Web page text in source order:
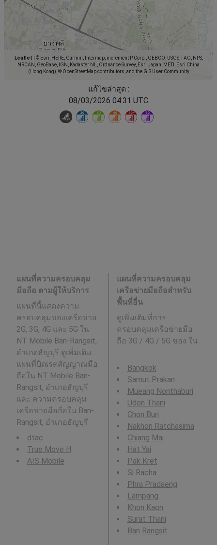
Leaflet
© Esri, HERE, Garmin, Intermap, increment P Corp., GEBCO, USGS, FAO, NPS,
NRCAN, GeoBase, IGN, Kadaster NL, Ordnance Survey, Esri Japan, METI, Esri China
(Hong Kong), © OpenStreetMap contributors, and the GIS User Community
แก้ไขล่าสุด :
08/03/2026 04:31 UTC
แผนที่ความครอบคลุม
มือถือ ตามผู้ให้บริการ
แผนที่นี้แสดงความ
ครอบคลุมของเครือข่าย
2G, 3G, 4G และ 5G ใน
NT Mobile Ban-Rangsit,
อำเภอธัญบุรี ดูเพิ่มเติม :
แผนที่บิตเรตสัญญาณมือ
ถือใน NT Mobile Ban-
Rangsit, อำเภอธัญบุรี
และ ความครอบคลุม
เครือข่ายมือถือใน Ban-
Rangsit, อำเภอธัญบุรี
dtac
True Move H
AIS Mobile
แผนที่ความครอบคลุม
เครือข่ายมือถือสำหรับ
พื้นที่อื่น
ดูเพิ่มเติมที่การ
ครอบคลุมเครือข่ายมือ
ถือ 3G / 4G / 5G ของ ใน
:
Bangkok
Samut Prakan
Mueang Nonthaburi
Udon Thani
Chon Buri
Nakhon Ratchasima
Chiang Mai
Hat Yai
Pak Kret
Si Racha
Phra Pradaeng
Lampang
Khon Kaen
Surat Thani
Ban Rangsit